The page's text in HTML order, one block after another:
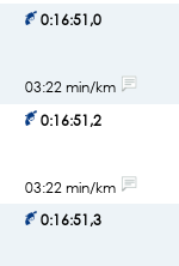
0:16:51,0
03:22 min/km
0:16:51,2
03:22 min/km
0:16:51,3